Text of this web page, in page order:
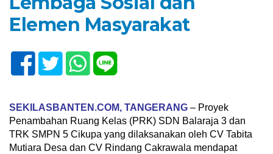
Elemen Masyarakat
SEKILASBANTEN.COM, TANGERANG – Proyek
Penambahan Ruang Kelas (PRK) SDN Balaraja 3 dan
TRK SMPN 5 Cikupa yang dilaksanakan oleh CV Tabita
Mutiara Desa dan CV Rindang Cakrawala mendapat